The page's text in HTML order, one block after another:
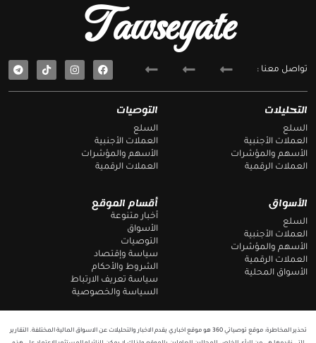
أقسام الموقع
أخبار متنوعة
الأسواق
التوصيات
سياسة وإقتصاد
الشروط والأحكام
سياسة تعريف الارتباط
السياسة والخصوصية
الأسواق
السلع
العملات الأجنبية
الأسهم والمؤشرات
العملات الرقمية
الأسواق المحلية
التوصيات
السلع
العملات الأجنبية
الأسهم والمؤشرات
العملات الرقمية
التحليلات
السلع
العملات الأجنبية
الأسهم والمؤشرات
العملات الرقمية
Tawseyate
تواصل معنا :
F
a
e
T
e
e
تحذير المخاطرة: موقع توصياتي 360 هو موقع اخباري يقدم الاخبار والتحليلات عن الاسواق المالية المختلفة. التقارير